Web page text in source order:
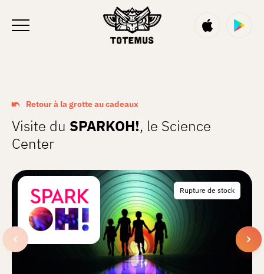
Retour à la grotte au cadeaux
Visite du SPARKOH!, le Science
Center
Rupture de stock